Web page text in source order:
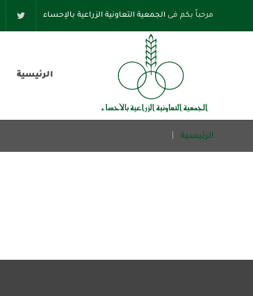
مرحباً بكم فى الجمعية التعاونية الزراعية بالإحساء
الرئيسية
الرئيسية